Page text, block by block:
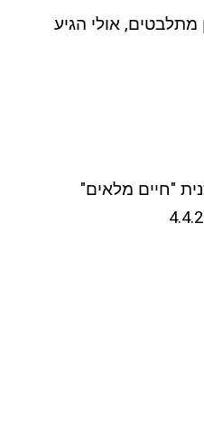
אולי הגיע
"חיים מלאים"